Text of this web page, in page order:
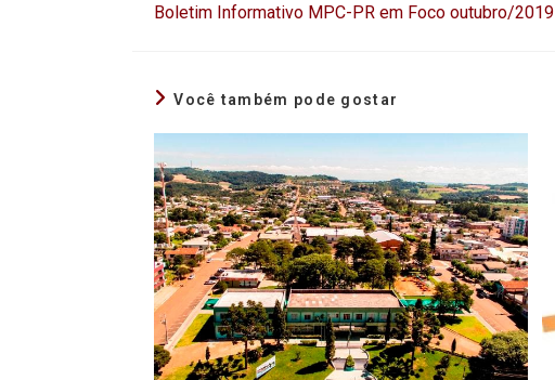
Boletim Informativo MPC-PR em Foco outubro/2019
Você também pode gostar